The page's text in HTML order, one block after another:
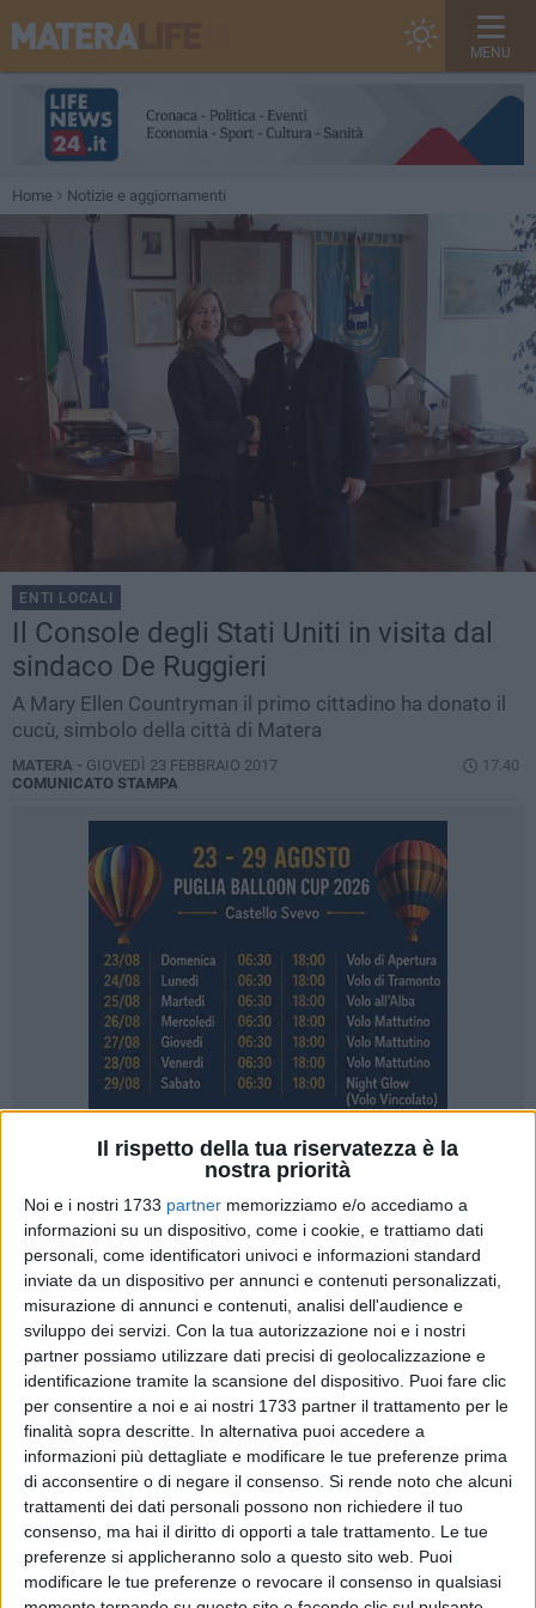
Il rispetto della tua riservatezza è la
nostra priorità
Noi e i nostri 1733 partner memorizziamo e/o accediamo a
informazioni su un dispositivo, come i cookie, e trattiamo dati
personali, come identificatori univoci e informazioni standard
inviate da un dispositivo per annunci e contenuti personalizzati,
misurazione di annunci e contenuti, analisi dell'audience e
sviluppo dei servizi. Con la tua autorizzazione noi e i nostri
partner possiamo utilizzare dati precisi di geolocalizzazione e
identificazione tramite la scansione del dispositivo. Puoi fare clic
per consentire a noi e ai nostri 1733 partner il trattamento per le
finalità sopra descritte. In alternativa puoi accedere a
informazioni più dettagliate e modificare le tue preferenze prima
di acconsentire o di negare il consenso. Si rende noto che alcuni
trattamenti dei dati personali possono non richiedere il tuo
consenso, ma hai il diritto di opporti a tale trattamento. Le tue
preferenze si applicheranno solo a questo sito web. Puoi
modificare le tue preferenze o revocare il consenso in qualsiasi
MENU
Home Notizie e aggiornamenti
ENTI LOCALI
Il Console degli Stati Uniti in visita dal
sindaco De Ruggieri
A Mary Ellen Countryman il primo cittadino ha donato il
cucù, simbolo della città di Matera
MATERA - GIOVEDÌ 23 FEBBRAIO 2017
17.40
COMUNICATO STAMPA
Si è parlato del futuro della città, dello sviluppo del territorio,
di turismo e cultura nell'incontro che si è svolto oggi al
Comune fra il Console generale degli Stati Uniti Mary Ellen
Countryman e il sindaco Raffaello de Ruggieri.
La rappresentante del Governo statunitense, in visita per la
prima volta in veste ufficiale nella città dei Sassi, si è
mostrata molto interessata anche a future collaborazioni fra
i due Paesi in settori come il Restauro e la valorizzazione dei
beni culturali che vedono Matera come sede unica al Sud
della Scuola di Alta formazione.
Nel corso dell'incontro, sono stati affrontati gli aspetti legati
alle attività che impegnano la città in vista del 2019, anno in